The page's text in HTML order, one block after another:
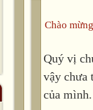
Chào
Quý vị
vậy chưa
của mình.